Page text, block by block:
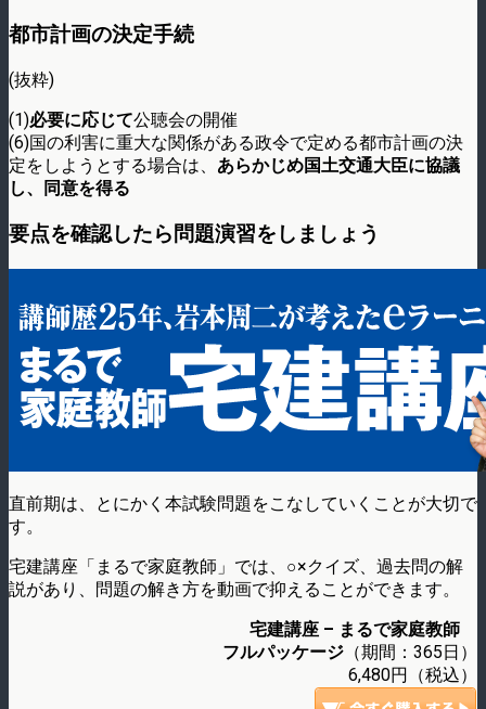
都市計画の決定手続
(抜粋)
(1)必要に応じて公聴会の開催
(6)国の利害に重大な関係がある政令で定める都市計画の決
定をしようとする場合は、 あらかじめ国土交通大臣に協議
し、同意を得る
要点を確認したら問題演習をしましょう
直前期は、とにかく本試験問題をこなしていくことが大切で
す。
宅建講座「まるで家庭教師」では、○×クイズ、過去問の解
説があり、問題の解き方を動画で抑えることができます。
宅建講座 – まるで家庭教師
フルパッケージ （期間：365日）
6,480円（税込）